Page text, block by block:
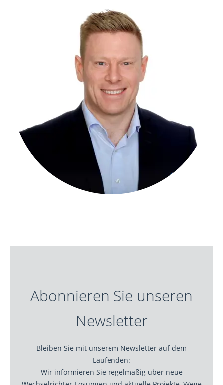
Abonnieren Sie unseren
Newsletter
Bleiben Sie mit unserem Newsletter auf dem
Laufenden:
Wir informieren Sie regelmäßig über neue